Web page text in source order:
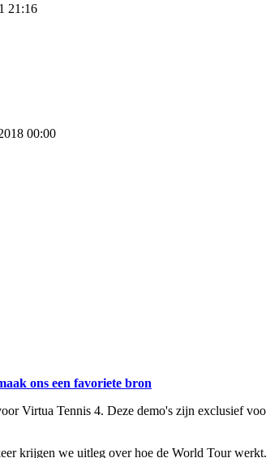
21:16
00:00
ons een favoriete bron
Virtua Tennis 4. Deze demo's zijn exclusief
krijgen we uitleg over hoe de World Tour